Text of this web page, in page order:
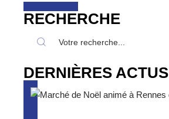
RECHERCHE
DERNIÈRES ACTUS